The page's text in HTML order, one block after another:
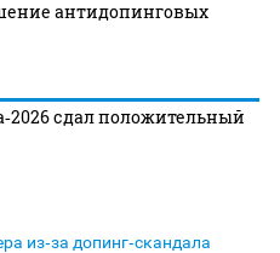
антидопинговых
сдал положительный
из‑за допинг‑скандала